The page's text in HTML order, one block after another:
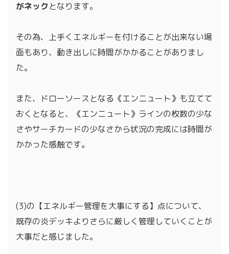
がネックとなります。
その為、上手くエネルギーを付けることが出来ない場
面もあり、動き出しに時間がかかることがありまし
た。
また、ドローソースとなる《エンニュート》も立てて
おくとなると、《エンニュート》ラインの枚数の少な
さやサーチカードの少なさから状況の完成には時間が
かかった感触です。
(3)の【エネルギー管理を大事にする】点について、
既存の炎デッキよりさらに厳しく管理していくことが
大事だと感じました。